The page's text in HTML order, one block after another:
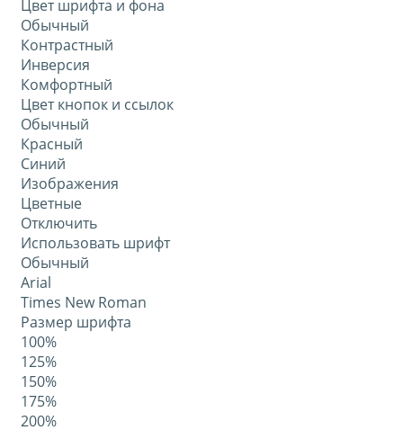
Цвет шрифта и фона
Обычный
Контрастный
Инверсия
Комфортный
Цвет кнопок и ссылок
Обычный
Красный
Синий
Изображения
Цветные
Отключить
Использовать шрифт
Обычный
Arial
Times New Roman
Размер шрифта
100%
125%
150%
175%
200%